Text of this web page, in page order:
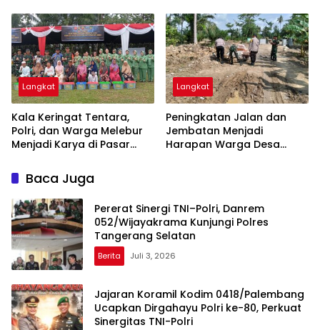
Sumsel
Malam Takbiran dan
Sholat Idul Adha 1447 H
Langkat
Kala Keringat Tentara,
Polri, dan Warga Melebur
Menjadi Karya di Pasar
Langkat
Peningkatan Jalan dan
Jembatan Menjadi
Harapan Warga Desa
Baca Juga
Pererat Sinergi TNI–Polri, Danrem
052/Wijayakrama Kunjungi Polres
Tangerang Selatan
Berita Juli 3, 2026
Jajaran Koramil Kodim 0418/Palembang
Ucapkan Dirgahayu Polri ke-80, Perkuat
Sinergitas TNI-Polri